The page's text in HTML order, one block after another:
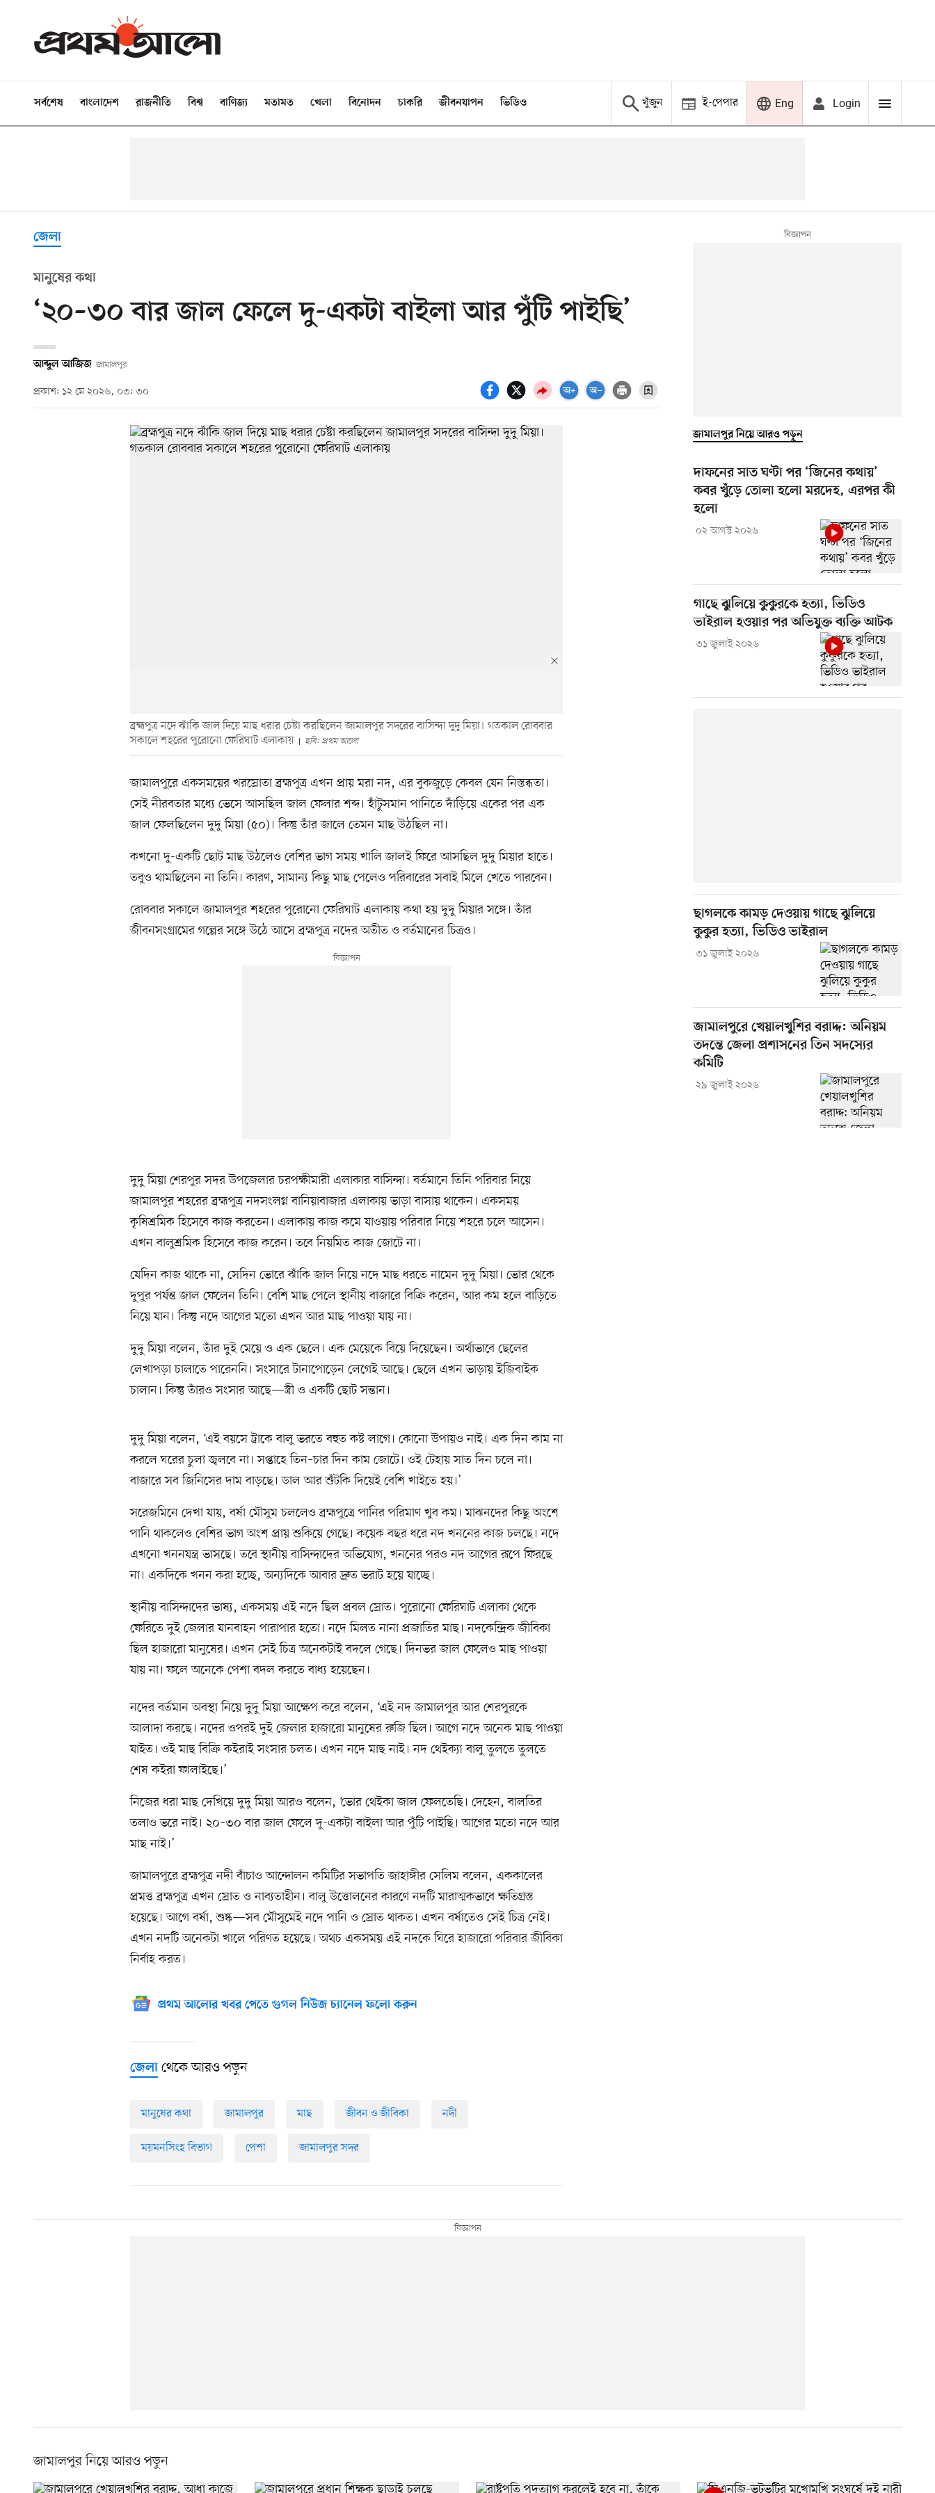
সর্বশেষ বাংলাদেশ রাজনীতি বিশ্ব বাণিজ্য মতামত খেলা বিনোদন চাকরি জীবনযাপন ভিডিও খুঁজুন ই-পেপার Eng Login
জেলা
মানুষের কথা
‘২০–৩০ বার জাল ফেলে দু-একটা বাইলা আর পুঁটি পাইছি’
আব্দুল আজিজ জামালপুর
প্রকাশ: ১২ মে ২০২৬, ০৩: ৩০
ব্রহ্মপুত্র নদে ঝাঁকি জাল দিয়ে মাছ ধরার চেষ্টা করছিলেন জামালপুর সদরের বাসিন্দা দুদু মিয়া। গতকাল রোববার
সকালে শহরের পুরোনো ফেরিঘাট এলাকায়
ছবি: প্রথম আলো
জামালপুরে একসময়ের খরস্রোতা ব্রহ্মপুত্র এখন প্রায় মরা নদ, এর বুকজুড়ে কেবল যেন নিস্তব্ধতা।
সেই নীরবতার মধ্যে ভেসে আসছিল জাল ফেলার শব্দ। হাঁটুসমান পানিতে দাঁড়িয়ে একের পর এক
জাল ফেলছিলেন দুদু মিয়া (৫০)। কিন্তু তাঁর জালে তেমন মাছ উঠছিল না।
কখনো দু-একটি ছোট মাছ উঠলেও বেশির ভাগ সময় খালি জালই ফিরে আসছিল দুদু মিয়ার হাতে।
তবুও থামছিলেন না তিনি। কারণ, সামান্য কিছু মাছ পেলেও পরিবারের সবাই মিলে খেতে পারবেন।
রোববার সকালে জামালপুর শহরের পুরোনো ফেরিঘাট এলাকায় কথা হয় দুদু মিয়ার সঙ্গে। তাঁর
জীবনসংগ্রামের গল্পের সঙ্গে উঠে আসে ব্রহ্মপুত্র নদের অতীত ও বর্তমানের চিত্রও।
দুদু মিয়া শেরপুর সদর উপজেলার চরপক্ষীমারী এলাকার বাসিন্দা। বর্তমানে তিনি পরিবার নিয়ে
জামালপুর শহরের ব্রহ্মপুত্র নদসংলগ্ন বানিয়াবাজার এলাকায় ভাড়া বাসায় থাকেন। একসময়
কৃষিশ্রমিক হিসেবে কাজ করতেন। এলাকায় কাজ কমে যাওয়ায় পরিবার নিয়ে শহরে চলে আসেন।
এখন বালুশ্রমিক হিসেবে কাজ করেন। তবে নিয়মিত কাজ জোটে না।
যেদিন কাজ থাকে না, সেদিন ভোরে ঝাঁকি জাল নিয়ে নদে মাছ ধরতে নামেন দুদু মিয়া। ভোর থেকে
দুপুর পর্যন্ত জাল ফেলেন তিনি। বেশি মাছ পেলে স্থানীয় বাজারে বিক্রি করেন, আর কম হলে বাড়িতে
নিয়ে যান। কিন্তু নদে আগের মতো এখন আর মাছ পাওয়া যায় না।
দুদু মিয়া বলেন, তাঁর দুই মেয়ে ও এক ছেলে। এক মেয়েকে বিয়ে দিয়েছেন। অর্থাভাবে ছেলের
লেখাপড়া চালাতে পারেননি। সংসারে টানাপোড়েন লেগেই আছে। ছেলে এখন ভাড়ায় ইজিবাইক
চালান। কিন্তু তাঁরও সংসার আছে—স্ত্রী ও একটি ছোট সন্তান।
দুদু মিয়া বলেন, ‘এই বয়সে ট্রাকে বালু ভরতে বহুত কষ্ট লাগে। কোনো উপায়ও নাই। এক দিন কাম না
করলে ঘরের চুলা জ্বলবে না। সপ্তাহে তিন–চার দিন কাম জোটে। ওই টেহায় সাত দিন চলে না।
বাজারে সব জিনিসের দাম বাড়ছে। ডাল আর শুঁটকি দিয়েই বেশি খাইতে হয়।’
সরেজমিনে দেখা যায়, বর্ষা মৌসুম চললেও ব্রহ্মপুত্রে পানির পরিমাণ খুব কম। মাঝনদের কিছু অংশে
পানি থাকলেও বেশির ভাগ অংশ প্রায় শুকিয়ে গেছে। কয়েক বছর ধরে নদ খননের কাজ চলছে। নদে
এখনো খননযন্ত্র ভাসছে। তবে স্থানীয় বাসিন্দাদের অভিযোগ, খননের পরও নদ আগের রূপে ফিরছে
না। একদিকে খনন করা হচ্ছে, অন্যদিকে আবার দ্রুত ভরাট হয়ে যাচ্ছে।
স্থানীয় বাসিন্দাদের ভাষ্য, একসময় এই নদে ছিল প্রবল স্রোত। পুরোনো ফেরিঘাট এলাকা থেকে
ফেরিতে দুই জেলার যানবাহন পারাপার হতো। নদে মিলত নানা প্রজাতির মাছ। নদকেন্দ্রিক জীবিকা
ছিল হাজারো মানুষের। এখন সেই চিত্র অনেকটাই বদলে গেছে। দিনভর জাল ফেলেও মাছ পাওয়া
যায় না। ফলে অনেকে পেশা বদল করতে বাধ্য হয়েছেন।
নদের বর্তমান অবস্থা নিয়ে দুদু মিয়া আক্ষেপ করে বলেন, ‘এই নদ জামালপুর আর শেরপুরকে
আলাদা করছে। নদের ওপরই দুই জেলার হাজারো মানুষের রুজি ছিল। আগে নদে অনেক মাছ পাওয়া
যাইত। ওই মাছ বিক্রি কইরাই সংসার চলত। এখন নদে মাছ নাই। নদ থেইক্যা বালু তুলতে তুলতে
শেষ কইরা ফালাইছে।’
নিজের ধরা মাছ দেখিয়ে দুদু মিয়া আরও বলেন, ‘ভোর থেইকা জাল ফেলতেছি। দেহেন, বালতির
তলাও ভরে নাই। ২০–৩০ বার জাল ফেলে দু-একটা বাইলা আর পুঁটি পাইছি। আগের মতো নদে আর
মাছ নাই।’
জামালপুরে ব্রহ্মপুত্র নদী বাঁচাও আন্দোলন কমিটির সভাপতি জাহাঙ্গীর সেলিম বলেন, এককালের
প্রমত্ত ব্রহ্মপুত্র এখন স্রোত ও নাব্যতাহীন। বালু উত্তোলনের কারণে নদটি মারাত্মকভাবে ক্ষতিগ্রস্ত
হয়েছে। আগে বর্ষা, শুষ্ক—সব মৌসুমেই নদে পানি ও স্রোত থাকত। এখন বর্ষাতেও সেই চিত্র নেই।
এখন নদটি অনেকটা খালে পরিণত হয়েছে। অথচ একসময় এই নদকে ঘিরে হাজারো পরিবার জীবিকা
নির্বাহ করত।
প্রথম আলোর খবর পেতে গুগল নিউজ চ্যানেল ফলো করুন
জেলা থেকে আরও পড়ুন
মানুষের কথা জামালপুর মাছ জীবন ও জীবিকা নদী
ময়মনসিংহ বিভাগ পেশা জামালপুর সদর
জামালপুর নিয়ে আরও পড়ুন
দাফনের সাত ঘণ্টা পর ‘জিনের কথায়’
কবর খুঁড়ে তোলা হলো মরদেহ, এরপর কী
হলো
০২ আগস্ট ২০২৬
গাছে ঝুলিয়ে কুকুরকে হত্যা, ভিডিও
ভাইরাল হওয়ার পর অভিযুক্ত ব্যক্তি আটক
৩১ জুলাই ২০২৬
ছাগলকে কামড় দেওয়ায় গাছে ঝুলিয়ে
কুকুর হত্যা, ভিডিও ভাইরাল
৩১ জুলাই ২০২৬
জামালপুরে খেয়ালখুশির বরাদ্দ: অনিয়ম
তদন্তে জেলা প্রশাসনের তিন সদস্যের
কমিটি
২৯ জুলাই ২০২৬
জামালপুর নিয়ে আরও পড়ুন